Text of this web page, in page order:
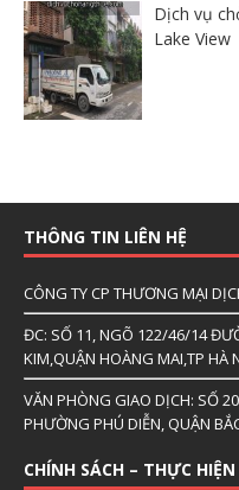
Dịch vụ
Lake View
THÔNG TIN LIÊN HỆ
CÔNG TY CP THƯƠNG MẠI
ĐC: SỐ 11, NGÕ 122/46/14
KIM,QUẬN HOÀNG MAI,TP HÀ
VĂN PHÒNG GIAO DỊCH: SỐ
PHƯỜNG PHÚ DIỄN, QUẬN
CHÍNH SÁCH – THỰC HIỆN